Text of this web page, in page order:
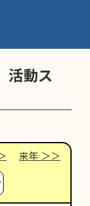
活動ス
来年